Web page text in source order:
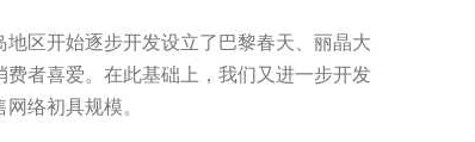
区开始逐步开发设立了巴黎春天、丽晶大
者喜爱。在此基础上，我们又进一步开发
络初具规模。